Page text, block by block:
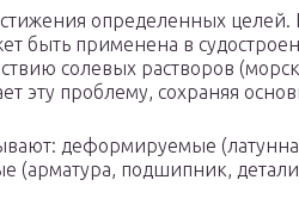
определенных
быть применена в
солевых растворов
эту проблему, сохраняя
деформируемые
(арматура, подшипник,